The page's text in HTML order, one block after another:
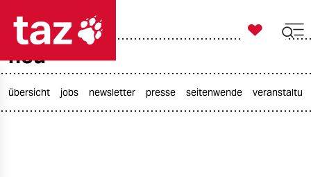
taz zahl ich

taz zahl ich
neu
übersicht jobs newsletter presse seitenwende